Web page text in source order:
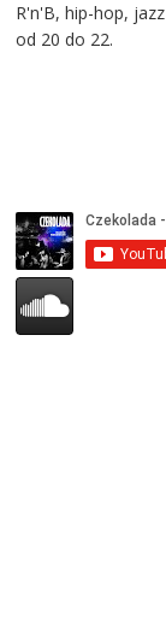
R'n'B, hip-hop,
od 20 do 22.